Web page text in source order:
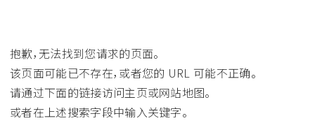
抱歉，无法找到您请求的页面。
该页面可能已不存在，或者您的 URL 可能不正确。
请通过下面的链接访问主页或网站地图。
或者在上述搜索字段中输入关键字。